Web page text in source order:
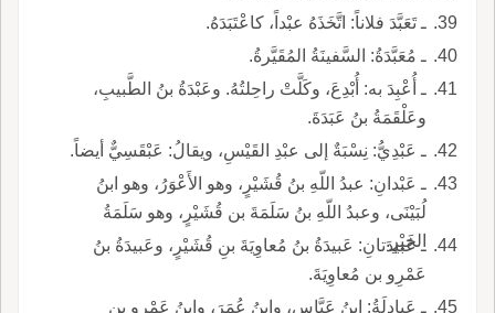
ـ تَعَبَّدَ فلاناً: اتَّخَذَهُ عبْداً، كاعْتَبَدَهُ.
ـ مُعَبَّدَةُ: السَّفينَةُ المُقَيَّرةُ.
ـ أُعْبِدَ به: أُبْدِعَ، وكَلَّتْ راحِلتُهُ. وعَبْدَةُ بنُ الطَّبيبِ،
وعَلْقَمَةُ بنُ عَبَدَةَ.
ـ عَبْدِيُّ: نِسْبَةٌ إلى عبْدِ القَيْسِ، ويقالُ: عَبْقَسِيٌّ أيضاً.
ـ عَبْدانِ: عبدُ اللّهِ بنُ قُشَيْرٍ، وهو الأَعْوَرُ، وهو ابنُ
لُبَيْنَى، وعبدُ اللّهِ بنُ سَلَمَةَ بن قُشَيْرٍ، وهو سَلَمَةُ
الخَيْرِ.
ـ عَبيدَتانِ: عَبيدَةُ بنُ مُعاوِيَةَ بنِ قُشَيْرٍ، وعَبيدَةُ بنُ
عَمْرِو بن مُعاوِيَةَ.
ـ عَبادِلَةُ: ابنُ عَبَّاسٍ، وابنُ عُمَرَ، وابنُ عَمْرو بنِ